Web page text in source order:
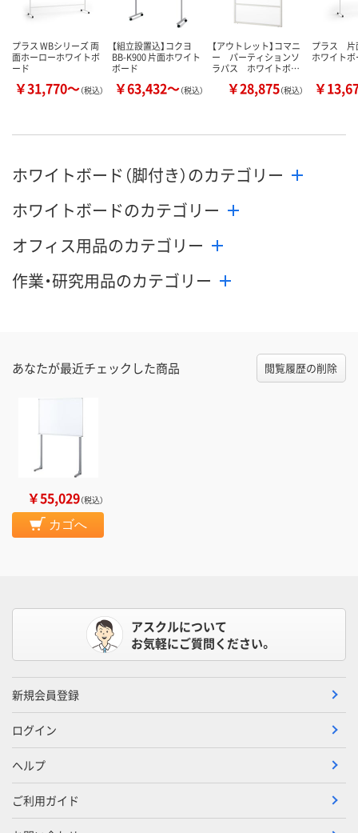
プラス WBシリーズ 両
面ホーローホワイトボ
ード
￥31,770～（税込）
【組立設置込】コクヨ
BB-K900 片面ホワイト
ボード
￥63,432～（税込）
【アウトレット】コマニ
ー パーティションソ
ラパス ホワイトボ…
￥28,875（税込）
プラス 片
ホワイト
￥
ホワイトボード（脚付き）のカテゴリー
ホワイトボードのカテゴリー
オフィス用品のカテゴリー
作業・研究用品のカテゴリー
あなたが最近チェックした商品 閲覧履歴の削除
￥55,029（税込）
カゴへ
アスクルについて
お気軽にご質問ください。
新規会員登録
ログイン
ヘルプ
ご利用ガイド